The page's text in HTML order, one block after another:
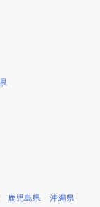
鹿児島県 沖縄県